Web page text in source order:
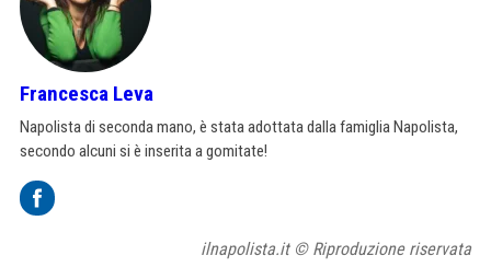
Francesca Leva
Napolista di seconda mano, è stata adottata dalla famiglia Napolista,
secondo alcuni si è inserita a gomitate!
ilnapolista.it © Riproduzione riservata